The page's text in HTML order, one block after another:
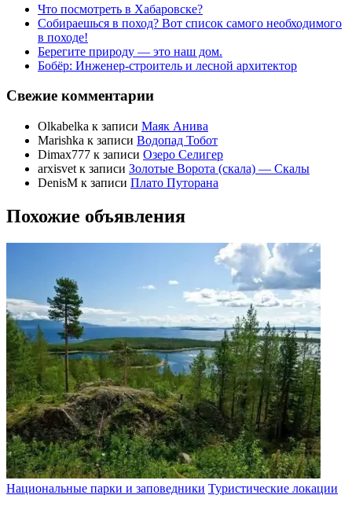
Что посмотреть в Хабаровске?
Собираешься в поход? Вот список самого необходимого
в походе!
Берегите природу — это наш дом.
Бобёр: Инженер-строитель и лесной архитектор
Свежие комментарии
Olkabelka к записи Маяк Анива
Marishka к записи Водопад Тобот
Dimax777 к записи Озеро Селигер
arxisvet к записи Золотые Ворота (скала) — Скалы
DenisM к записи Плато Путорана
Похожие объявления
Национальные парки и заповедники Туристические локации